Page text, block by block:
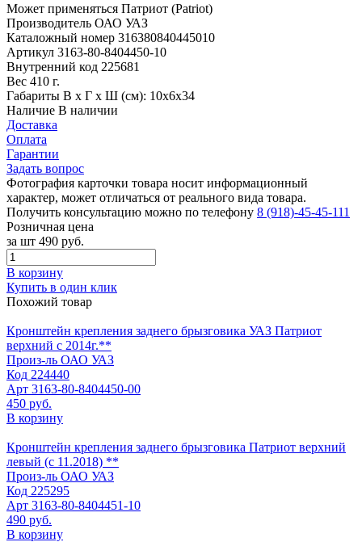
Может применяться Патриот (Patriot)
Производитель ОАО УАЗ
Каталожный номер 316380840445010
Артикул 3163-80-8404450-10
Внутренний код 225681
Вес 410 г.
Габариты В х Г х Ш (см): 10х6х34
Наличие В наличии
Доставка
Оплата
Гарантии
Задать вопрос
Фотография карточки товара носит информационный
характер, может отличаться от реального вида товара.
Получить консультацию можно по телефону 8 (918)-45-45-111
Розничная цена
за шт 490 руб.
В корзину
Купить в один клик
Похожий товар
Кронштейн крепления заднего брызговика УАЗ Патриот
верхний с 2014г.**
Произ-ль ОАО УАЗ
Код 224440
Арт 3163-80-8404450-00
450 руб.
В корзину
Кронштейн крепления заднего брызговика Патриот верхний
левый (с 11.2018) **
Произ-ль ОАО УАЗ
Код 225295
Арт 3163-80-8404451-10
490 руб.
В корзину